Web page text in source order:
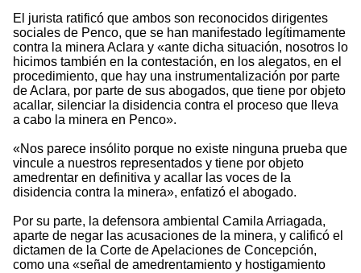
El jurista ratificó que ambos son reconocidos dirigentes
sociales de Penco, que se han manifestado legítimamente
contra la minera Aclara y «ante dicha situación, nosotros lo
hicimos también en la contestación, en los alegatos, en el
procedimiento, que hay una instrumentalización por parte
de Aclara, por parte de sus abogados, que tiene por objeto
acallar, silenciar la disidencia contra el proceso que lleva
a cabo la minera en Penco».
«Nos parece insólito porque no existe ninguna prueba que
vincule a nuestros representados y tiene por objeto
amedrentar en definitiva y acallar las voces de la
disidencia contra la minera», enfatizó el abogado.
Por su parte, la defensora ambiental Camila Arriagada,
aparte de negar las acusaciones de la minera, y calificó el
dictamen de la Corte de Apelaciones de Concepción,
como una «señal de amedrentamiento y hostigamiento